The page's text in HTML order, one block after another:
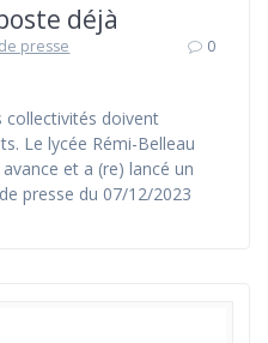
déjà
presse
0
collectivités doivent
Le lycée Rémi-Belleau
et a (re) lancé un
presse du 07/12/2023